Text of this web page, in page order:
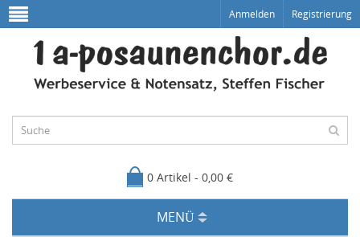
Anmelden Registrierung
0 Artikel - 0,00 €
MENÜ